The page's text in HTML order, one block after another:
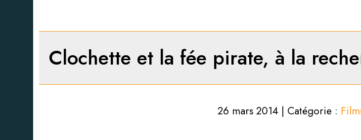
Clochette et la fée pirate, à la
26 mars 2014 | Catégorie :